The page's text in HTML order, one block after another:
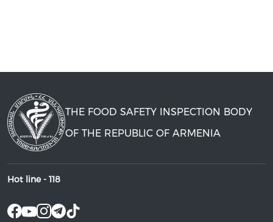
THE FOOD SAFETY INSPECTION BODY
OF THE REPUBLIC OF ARMENIA
Hot line - 118